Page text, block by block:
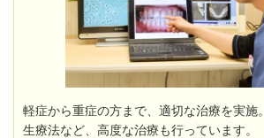
軽症から重症の方まで、適切な治療を実施。
生療法など、高度な治療も行っています。